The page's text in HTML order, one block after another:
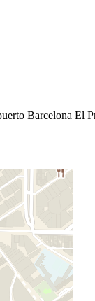
Barcelona El